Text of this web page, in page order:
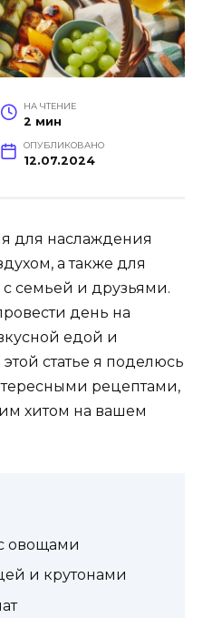
НА ЧТЕНИЕ
2 мин
ОПУБЛИКОВАНО
12.07.2024
для наслаждения
а также для
семьей и друзьями.
день на
едой и
статье я поделюсь
рецептами,
хитом на вашем
овощами
и крутонами